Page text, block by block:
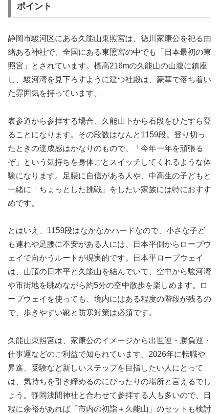
ポイント
静岡市駿河区にある久能山東照宮は、徳川家康公を祀る由
緒ある神社で、全国にある東照宮の中でも「日本最初の東
照宮」とされています。標高216mの久能山の山腹に鎮座
し、駿河湾を見下ろすように建つ社殿は、豪華で落ち着い
た雰囲気を持っています。
表参道から参拝する場合、久能山下から石段をひたすら登
ることになります。その段数はなんと1159段。登り切っ
たときの達成感はかなりのもので、「今年一年を頑張る
ぞ」という気持ちを身体ごとスイッチしてくれるような体
験になります。足腰に自信がある人や、中高生の子どもと
一緒に「ちょっとした挑戦」をしたい家族には特におすす
めです。
とはいえ、1159段はなかなかハードなので、小さな子ど
も連れや足腰に不安がある人には、日本平側からロープウ
ェイで向かうルートが現実的です。日本平ロープウェイ
は、山頂の日本平と久能山を結んでいて、空中から駿河湾
や市街地を眺めながら約5分の空中散歩を楽しめます。ロ
ープウェイを使っても、境内にはある程度の階段が残るの
で、歩きやすい靴と防寒対策は必須です。
久能山東照宮は、家康公のイメージから出世運・勝負運・
仕事運などのご利益で知られています。2026年に転職や
昇進、受験など新しいステップを目指したい人にとって
は、気持ちを引き締めるのにぴったりの場所と言えるでし
ょう。静岡浅間神社と合わせて参拝する人も多いので、日
程に余裕があれば「市内の初詣＋久能山」のセットも検討